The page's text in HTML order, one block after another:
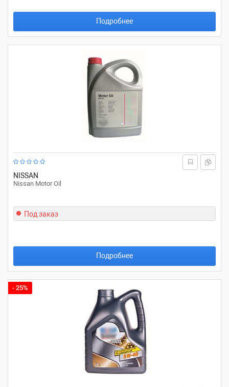
Подробнее
NISSAN
Nissan Motor Oil
Под заказ
Подробнее
- 25%